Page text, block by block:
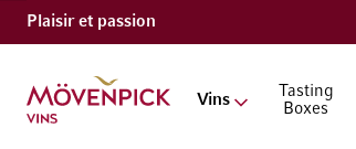
Plaisir et passion
Aller à la page d'accueil
Vins
Tasting
Boxes